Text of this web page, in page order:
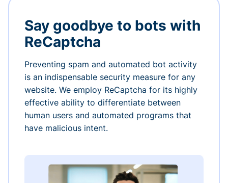
Say goodbye to bots with
ReCaptcha
Preventing spam and automated bot activity
is an indispensable security measure for any
website. We employ ReCaptcha for its highly
effective ability to differentiate between
human users and automated programs that
have malicious intent.